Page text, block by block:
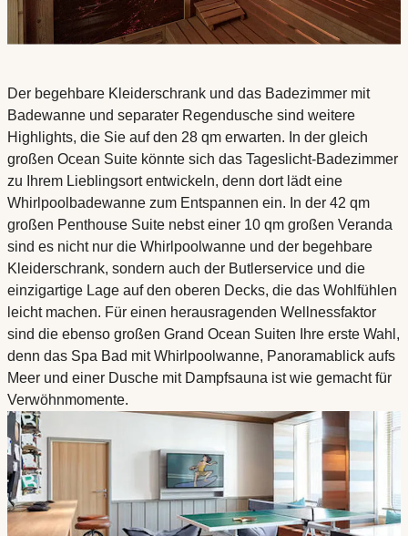
Der begehbare Kleiderschrank und das Badezimmer mit
Badewanne und separater Regendusche sind weitere
Highlights, die Sie auf den 28 qm erwarten. In der gleich
großen Ocean Suite könnte sich das Tageslicht-Badezimmer
zu Ihrem Lieblingsort entwickeln, denn dort lädt eine
Whirlpoolbadewanne zum Entspannen ein. In der 42 qm
großen Penthouse Suite nebst einer 10 qm großen Veranda
sind es nicht nur die Whirlpoolwanne und der begehbare
Kleiderschrank, sondern auch der Butlerservice und die
einzigartige Lage auf den oberen Decks, die das Wohlfühlen
leicht machen. Für einen herausragenden Wellnessfaktor
sind die ebenso großen Grand Ocean Suiten Ihre erste Wahl,
denn das Spa Bad mit Whirlpoolwanne, Panoramablick aufs
Meer und einer Dusche mit Dampfsauna ist wie gemacht für
Verwöhnmomente.